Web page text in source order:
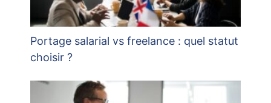
Portage salarial vs freelance : quel statut
choisir ?